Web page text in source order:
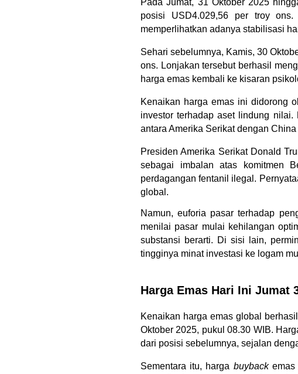
Pada Jumat, 31 Oktober 2025
posisi USD4.029,56 per troy
memperlihatkan adanya stabilisasi
Sehari sebelumnya, Kamis, 30
ons. Lonjakan tersebut berhasil
harga emas kembali ke kisaran
Kenaikan harga emas ini didorong
investor terhadap aset lindung
antara Amerika Serikat dengan
Presiden Amerika Serikat Donald
sebagai imbalan atas komitmen
perdagangan fentanil ilegal.
global.
Namun, euforia pasar terhadap
menilai pasar mulai kehilangan
substansi berarti. Di sisi lain,
tingginya minat investasi ke logam
Harga Emas Hari Ini Jumat
Kenaikan harga emas global
Oktober 2025, pukul 08.30 WIB.
dari posisi sebelumnya, sejalan
Sementara itu, harga buyback emas